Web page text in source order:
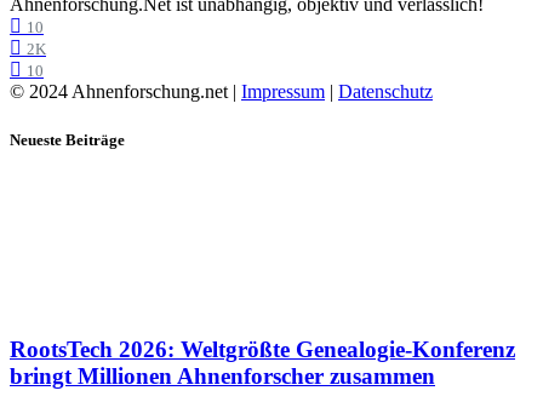
Ahnenforschung.Net ist unabhängig, objektiv und verlässlich!
10
2K
10
© 2024 Ahnenforschung.net | Impressum | Datenschutz
Neueste Beiträge
RootsTech 2026: Weltgrößte Genealogie-Konferenz
bringt Millionen Ahnenforscher zusammen